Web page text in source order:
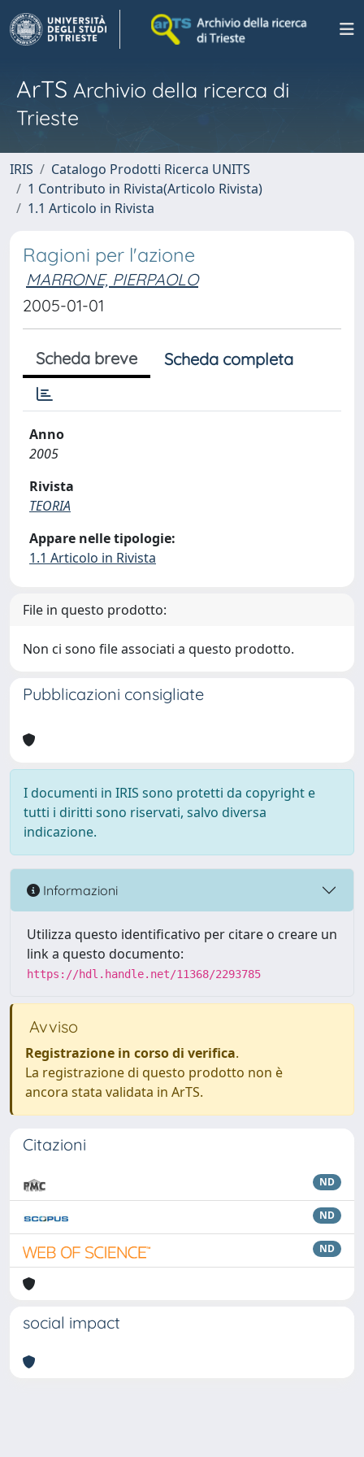
ArTS Archivio della ricerca di
Trieste
IRIS
Catalogo Prodotti Ricerca UNITS
1 Contributo in Rivista(Articolo Rivista)
1.1 Articolo in Rivista
Ragioni per l'azione
MARRONE, PIERPAOLO
2005-01-01
Scheda breve Scheda completa
Anno
2005
Rivista
TEORIA
Appare nelle tipologie:
1.1 Articolo in Rivista
File in questo prodotto:
Non ci sono file associati a questo prodotto.
Pubblicazioni consigliate
I documenti in IRIS sono protetti da copyright e
tutti i diritti sono riservati, salvo diversa
indicazione.
Informazioni
Utilizza questo identificativo per citare o creare un
link a questo documento:
https://hdl.handle.net/11368/2293785
Avviso
Registrazione in corso di verifica.
La registrazione di questo prodotto non è
ancora stata validata in ArTS.
Citazioni
ND
ND
ND
social impact